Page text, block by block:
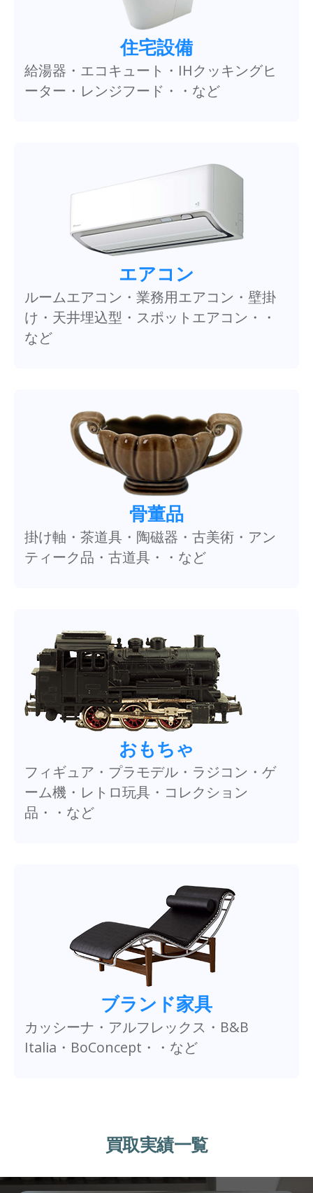
住宅設備
給湯器・エコキュート・IHクッキングヒ
ーター・レンジフード・・など
エアコン
ルームエアコン・業務用エアコン・壁掛
け・天井埋込型・スポットエアコン・・
など
骨董品
掛け軸・茶道具・陶磁器・古美術・アン
ティーク品・古道具・・など
おもちゃ
フィギュア・プラモデル・ラジコン・ゲ
ーム機・レトロ玩具・コレクション
品・・など
ブランド家具
カッシーナ・アルフレックス・B&B
Italia・BoConcept・・など
買取実績一覧